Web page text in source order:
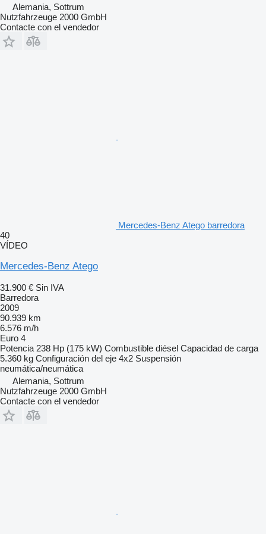
Alemania, Sottrum
Nutzfahrzeuge 2000 GmbH
Contacte con el vendedor
Mercedes-Benz Atego barredora
40
VÍDEO
Mercedes-Benz Atego
31.900 € Sin IVA
Barredora
2009
90.939 km
6.576 m/h
Euro 4
Potencia 238 Hp (175 kW) Combustible diésel Capacidad de carga
5.360 kg Configuración del eje 4x2 Suspensión
neumática/neumática
Alemania, Sottrum
Nutzfahrzeuge 2000 GmbH
Contacte con el vendedor